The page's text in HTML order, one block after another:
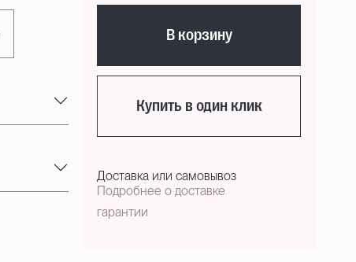
В корзину
Купить в один клик
Доставка или самовывоз
Подробнее о доставке
гарантии